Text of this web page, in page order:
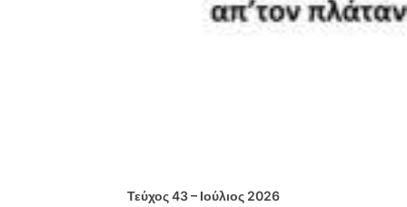
Τεύχος 43 – Ιούλιος 2026